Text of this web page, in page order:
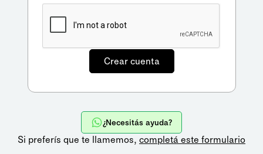
¿Necesitás ayuda?
Si preferís que te llamemos, completá este formulario